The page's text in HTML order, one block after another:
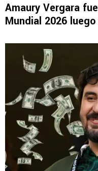
Amaury Vergara
Mundial 2026